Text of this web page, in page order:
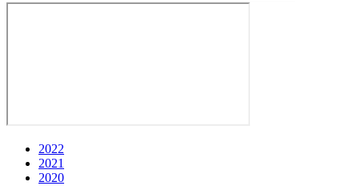
2022
2021
2020